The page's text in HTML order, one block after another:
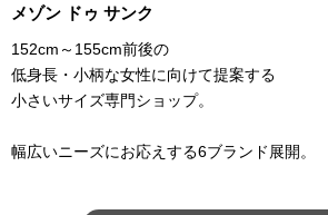
メゾン ドゥ サンク
152cm～155cm前後の
低身長・小柄な女性に向けて提案する
小さいサイズ専門ショップ。
幅広いニーズにお応えする6ブランド展開。